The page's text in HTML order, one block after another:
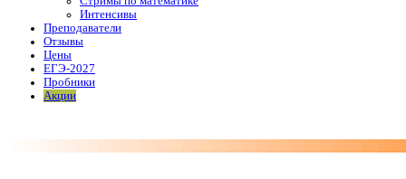
Интенсивы
Преподаватели
Отзывы
Цены
ЕГЭ-2027
Пробники
Акции